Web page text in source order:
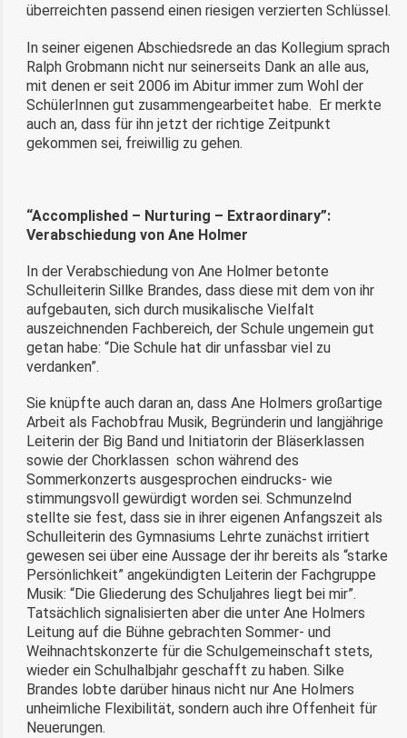
überreichten passend einen riesigen verzierten Schlüssel.
In seiner eigenen Abschiedsrede an das Kollegium sprach
Ralph Grobmann nicht nur seinerseits Dank an alle aus,
mit denen er seit 2006 im Abitur immer zum Wohl der
SchülerInnen gut zusammengearbeitet habe. Er merkte
auch an, dass für ihn jetzt der richtige Zeitpunkt
gekommen sei, freiwillig zu gehen.
“Accomplished – Nurturing – Extraordinary”:
Verabschiedung von Ane Holmer
In der Verabschiedung von Ane Holmer betonte
Schulleiterin Sillke Brandes, dass diese mit dem von ihr
aufgebauten, sich durch musikalische Vielfalt
auszeichnenden Fachbereich, der Schule ungemein gut
getan habe: “Die Schule hat dir unfassbar viel zu
verdanken”.
Sie knüpfte auch daran an, dass Ane Holmers großartige
Arbeit als Fachobfrau Musik, Begründerin und langjährige
Leiterin der Big Band und Initiatorin der Bläserklassen
sowie der Chorklassen schon während des
Sommerkonzerts ausgesprochen eindrucks- wie
stimmungsvoll gewürdigt worden sei. Schmunzelnd
stellte sie fest, dass sie in ihrer eigenen Anfangszeit als
Schulleiterin des Gymnasiums Lehrte zunächst irritiert
gewesen sei über eine Aussage der ihr bereits als “starke
Persönlichkeit” angekündigten Leiterin der Fachgruppe
Musik: “Die Gliederung des Schuljahres liegt bei mir”.
Tatsächlich signalisierten aber die unter Ane Holmers
Leitung auf die Bühne gebrachten Sommer- und
Weihnachtskonzerte für die Schulgemeinschaft stets,
wieder ein Schulhalbjahr geschafft zu haben. Silke
Brandes lobte darüber hinaus nicht nur Ane Holmers
unheimliche Flexibilität, sondern auch ihre Offenheit für
Neuerungen.